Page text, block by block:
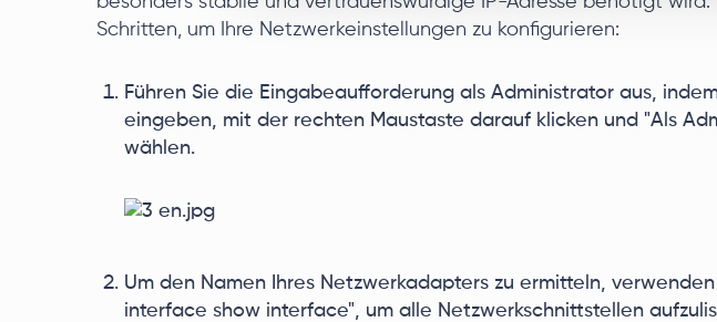
Schritten, um Ihre Netzwerkeinstellungen zu konfigurieren:
Führen Sie die Eingabeaufforderung als Administrator aus,
eingeben, mit der rechten Maustaste darauf klicken und "Als
wählen.
Um den Namen Ihres Netzwerkadapters zu ermitteln,
interface show interface", um alle Netzwerkschnittstellen